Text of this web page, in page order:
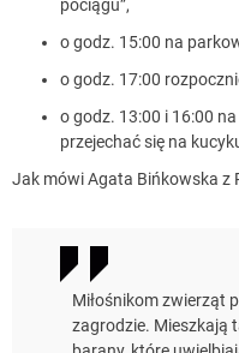
pociągu”,
o godz. 15:00 na
o godz. 17:00
o godz. 13:00 i 16:00
przejechać się na
Jak mówi Agata Bińkowska z
Miłośnikom zwierząt
zagrodzie. Mieszkają